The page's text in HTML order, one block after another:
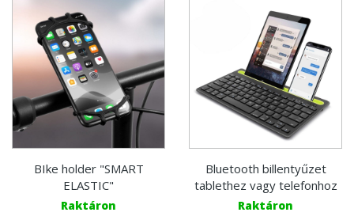
BIke holder "SMART
ELASTIC"
Raktáron
Bluetooth billentyűzet
tablethez vagy telefonhoz
Raktáron